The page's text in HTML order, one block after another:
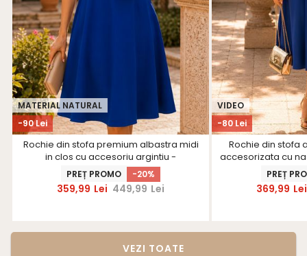
-90 Lei
MATERIAL NATURAL
Rochie din stofa premium albastra midi
in clos cu accesoriu argintiu -
StarShinerS
PREȚ PROMO -20%
359,99 Lei 449,99 Lei
-80 Lei
VIDEO
Rochie din stofa
accesorizata cu
PREȚ
369,99 Lei
VEZI TOATE